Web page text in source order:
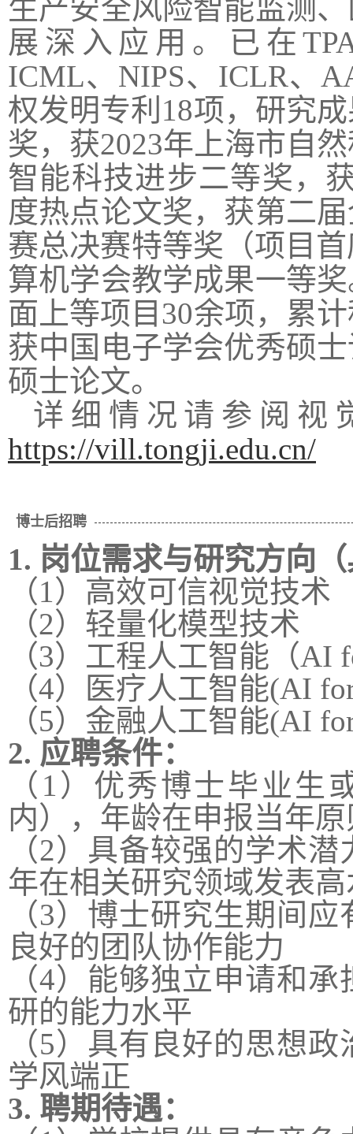
生产安全风险智能监测
展深入应用 。已在
ICML、 NIPS、 ICLR、
权发明专利 18项，研究
奖，获2023年上海市自
智能科技进步二等奖 ，
度热点论文奖，获第二
赛总决赛特等奖（项目
算机学会教学成果一等
面上等项目 30余项，累
获中国电子学会优秀硕
硕士论文。
详细情况请参阅视
https://vill.tongji.edu.cn/
博士后招聘
1. 岗位需求与研究方向
（1）高效可信视觉技术
（2）轻量化模型技术
（3）工程人工智能（AI
（4）医疗人工智能(AI
（5）金融人工智能(AI
2. 应聘条件：
（1）优秀博士毕业生
内），年龄在申报当年
（2）具备较强的学术
年在相关研究领域发表
（3）博士研究生期间
良好的团队协作能力
（4）能够独立申请和
研的能力水平
（5）具有良好的思想
学风端正
3. 聘期待遇：